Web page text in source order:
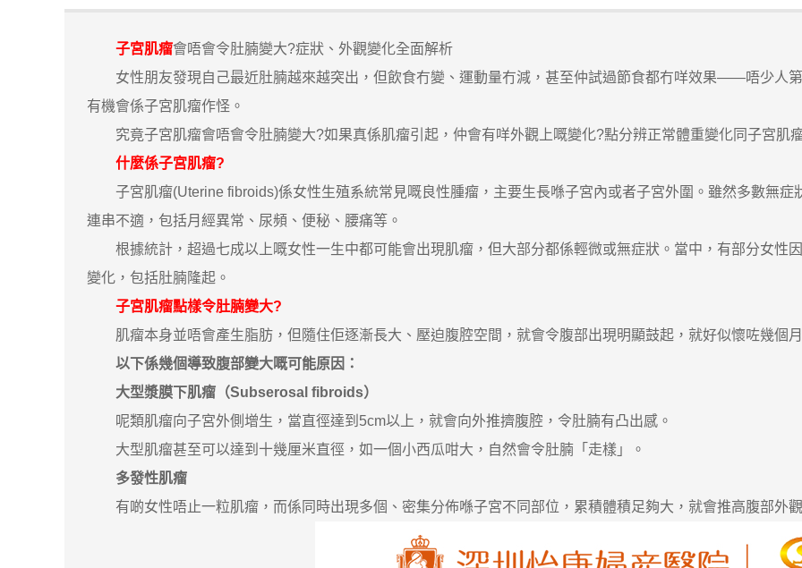
子宮肌瘤會唔會令肚腩變大?症狀、外觀變化全面解析
女性朋友發現自己最近肚腩越來越突出，但飲食冇變、運動量冇減，甚至仲試過節食都冇咩效果——唔少人
有機會係子宮肌瘤作怪。
究竟子宮肌瘤會唔會令肚腩變大?如果真係肌瘤引起，仲會有咩外觀上嘅變化?點分辨正常體重變化同子宮肌
什麼係子宮肌瘤?
子宮肌瘤(Uterine fibroids)係女性生殖系統常見嘅良性腫瘤，主要生長喺子宮內或者子宮外圍。雖然多數無症
連串不適，包括月經異常、尿頻、便秘、腰痛等。
根據統計，超過七成以上嘅女性一生中都可能會出現肌瘤，但大部分都係輕微或無症狀。當中，有部分女性
變化，包括肚腩隆起。
子宮肌瘤點樣令肚腩變大?
肌瘤本身並唔會產生脂肪，但隨住佢逐漸長大、壓迫腹腔空間，就會令腹部出現明顯鼓起，就好似懷咗幾個
以下係幾個導致腹部變大嘅可能原因：
大型漿膜下肌瘤（Subserosal fibroids）
呢類肌瘤向子宮外側增生，當直徑達到5cm以上，就會向外推擠腹腔，令肚腩有凸出感。
大型肌瘤甚至可以達到十幾厘米直徑，如一個小西瓜咁大，自然會令肚腩「走樣」。
多發性肌瘤
有啲女性唔止一粒肌瘤，而係同時出現多個、密集分佈喺子宮不同部位，累積體積足夠大，就會推高腹部外